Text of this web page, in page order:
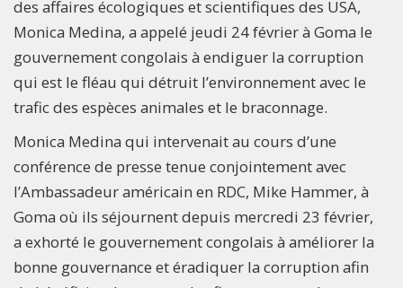
des affaires écologiques et scientifiques des USA,
Monica Medina, a appelé jeudi 24 février à Goma le
gouvernement congolais à endiguer la corruption
qui est le fléau qui détruit l’environnement avec le
trafic des espèces animales et le braconnage.
Monica Medina qui intervenait au cours d’une
conférence de presse tenue conjointement avec
l’Ambassadeur américain en RDC, Mike Hammer, à
Goma où ils séjournent depuis mercredi 23 février,
a exhorté le gouvernement congolais à améliorer la
bonne gouvernance et éradiquer la corruption afin